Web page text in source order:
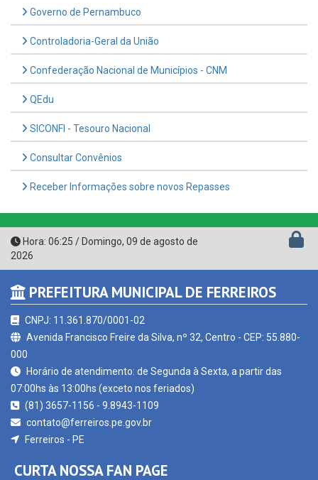
Controladoria-Geral da União
Confederação Nacional de Municípios - CNM
QEdu
SICONFI - Tesouro Nacional
Consultar Convênios
Receber Informações sobre novos Repasses
Hora:06:25/Domingo,09 de agosto de
2026
PREFEITURA MUNICIPAL DE FERREIROS
CNPJ: 11.361.870/0001-02
000
Horário de atendimento: de Segunda à Sexta, a partir das
contato@ferreiros.pe.gov.br
Ferreiros - PE
CURTA NOSSA FAN PAGE